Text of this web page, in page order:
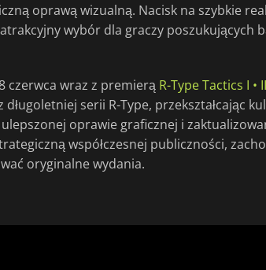
oprawą wizualną. Nacisk na szybkie
wybór dla graczy poszukujących
czerwca wraz z premierą R-Type Tactics I •
serii R-Type, przekształcając
oprawie graficznej i
współczesnej publiczności,
oryginalne wydania.